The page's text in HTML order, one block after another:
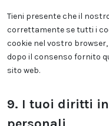
Tieni presente che il
correttamente se tutti i
cookie nel vostro
dopo il consenso fornito
sito web.
9. I tuoi diritti